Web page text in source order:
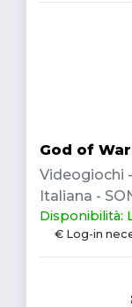
God of
Videogiochi
Italiana -
Disponibilità:
€ Log-in